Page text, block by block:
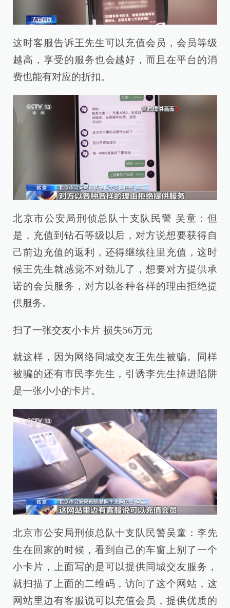
这时客服告诉王先生可以充值会员，会员等级
越高，享受的服务也会越好，而且在平台的消
费也能有对应的折扣。
北京市公安局刑侦总队十支队民警 吴童：但
是，充值到钻石等级以后，对方说想要获得自
己前边充值的返利，还得继续往里充值，这时
候王先生就感觉不对劲儿了，想要对方提供承
诺的会员服务，对方以各种各样的理由拒绝提
供服务。
扫了一张交友小卡片 损失56万元
就这样，因为网络同城交友王先生被骗。同样
被骗的还有市民李先生，引诱李先生掉进陷阱
是一张小小的卡片。
北京市公安局刑侦总队十支队民警吴童：李先
生在回家的时候，看到自己的车窗上别了一个
小卡片，上面写的是可以提供同城交友服务，
就扫描了上面的二维码，访问了这个网站，这
网站里边有客服说可以充值会员，提供优质的